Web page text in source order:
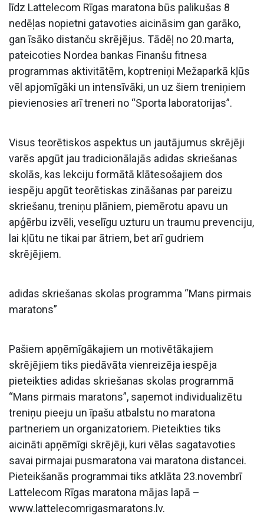
līdz Lattelecom Rīgas maratona būs palikušas 8
nedēļas nopietni gatavoties aicināsim gan garāko,
gan īsāko distanču skrējējus. Tādēļ no 20.marta,
pateicoties Nordea bankas Finanšu fitnesa
programmas aktivitātēm, koptreniņi Mežaparkā kļūs
vēl apjomīgāki un intensīvāki, un uz šiem treniņiem
pievienosies arī treneri no “Sporta laboratorijas”.
Visus teorētiskos aspektus un jautājumus skrējēji
varēs apgūt jau tradicionālajās adidas skriešanas
skolās, kas lekciju formātā klātesošajiem dos
iespēju apgūt teorētiskas zināšanas par pareizu
skriešanu, treniņu plāniem, piemērotu apavu un
apģērbu izvēli, veselīgu uzturu un traumu prevenciju,
lai kļūtu ne tikai par ātriem, bet arī gudriem
skrējējiem.
adidas skriešanas skolas programma “Mans pirmais
maratons”
Pašiem apņēmīgākajiem un motivētākajiem
skrējējiem tiks piedāvāta vienreizēja iespēja
pieteikties adidas skriešanas skolas programmā
“Mans pirmais maratons”, saņemot individualizētu
treniņu pieeju un īpašu atbalstu no maratona
partneriem un organizatoriem. Pieteikties tiks
aicināti apņēmīgi skrējēji, kuri vēlas sagatavoties
savai pirmajai pusmaratona vai maratona distancei.
Pieteikšanās programmai tiks atklāta 23.novembrī
Lattelecom Rīgas maratona mājas lapā –
www.lattelecomrigasmaratons.lv.